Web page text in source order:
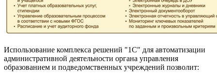
Использование комплекса решений "1С" для автоматизации
административной деятельности органа управления
образованием и подведомственных учреждений позволит: